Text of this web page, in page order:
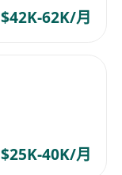
$42K-62K/月
$25K-40K/月